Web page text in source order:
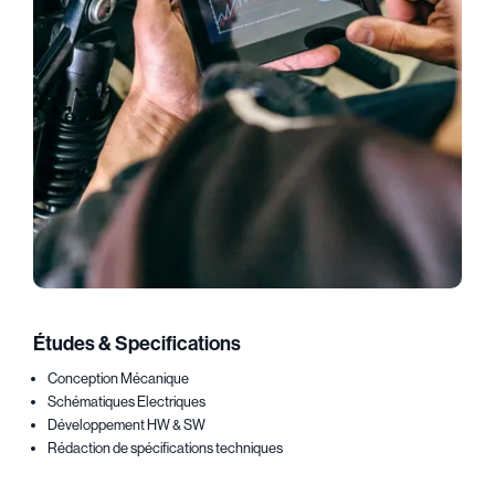
Études & Specifications
Conception Mécanique
Schématiques Electriques
Développement HW & SW
Rédaction de spécifications techniques